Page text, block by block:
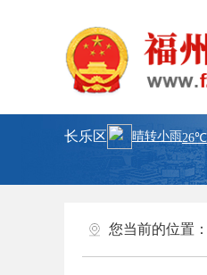
长乐区
您当前的位置：